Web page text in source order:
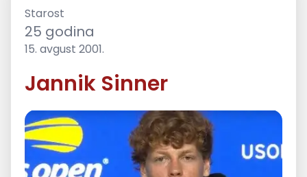
Starost
25 godina
15. avgust 2001.
Jannik Sinner